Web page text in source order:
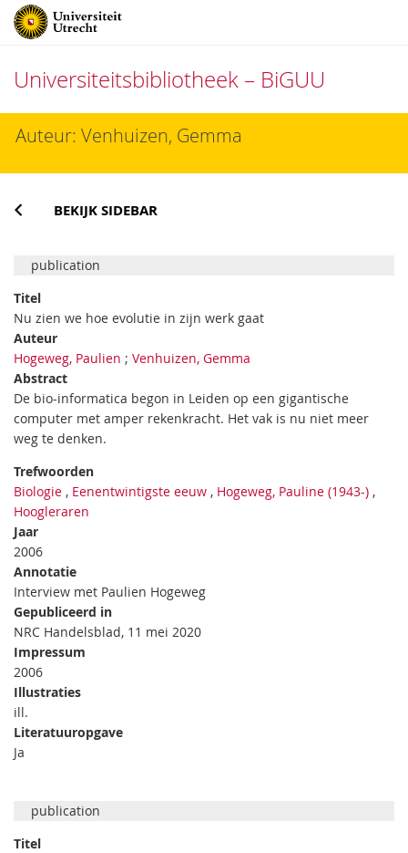
Universiteitsbibliotheek – BiGUU
naarAuteur: Venhuizen, Gemma
BEKIJK SIDEBAR
publication
Titel
Nu zien we hoe evolutie in zijn werk gaat
Auteur
Hogeweg, Paulien ; Venhuizen, Gemma
Abstract
De bio-informatica begon in Leiden op een gigantische
computer met amper rekenkracht. Het vak is nu niet meer
weg te denken.
Trefwoorden
Biologie , Eenentwintigste eeuw , Hogeweg, Pauline (1943-) ,
Hoogleraren
Jaar
2006
Annotatie
Interview met Paulien Hogeweg
Gepubliceerd in
NRC Handelsblad, 11 mei 2020
Impressum
2006
Illustraties
ill.
Literatuuropgave
Ja
publication
Titel